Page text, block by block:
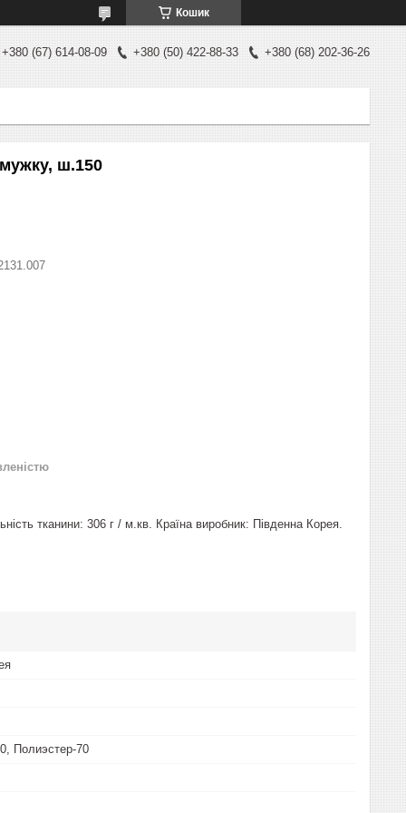
Кошик
+380 (67) 614-08-09 +380 (50) 422-88-33 +380 (68) 202-36-26
ш.150
тканини: 306 г / м.кв. Країна виробник: Південна Корея.
Полиэстер-70